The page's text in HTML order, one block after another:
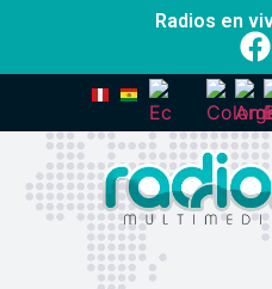
Radios en